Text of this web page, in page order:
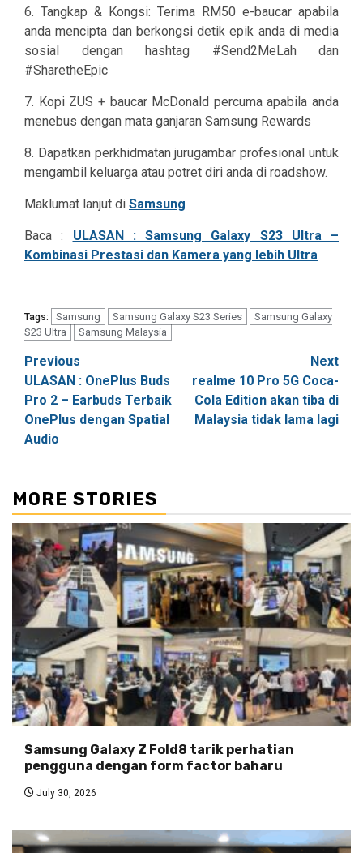
6. Tangkap & Kongsi: Terima RM50 e-baucar apabila
anda mencipta dan berkongsi detik epik anda di media
sosial dengan hashtag #Send2MeLah dan
#SharetheEpic
7. Kopi ZUS + baucar McDonald percuma apabila anda
menebus dengan mata ganjaran Samsung Rewards
8. Dapatkan perkhidmatan jurugambar profesional untuk
mengambil keluarga atau potret diri anda di roadshow.
Maklumat lanjut di Samsung
Baca : ULASAN : Samsung Galaxy S23 Ultra –
Kombinasi Prestasi dan Kamera yang lebih Ultra
Tags: Samsung Samsung Galaxy S23 Series
Samsung Galaxy
S23 Ultra
Samsung Malaysia
Post
navigation
Previous
ULASAN : OnePlus Buds
Pro 2 – Earbuds Terbaik
OnePlus dengan Spatial
Audio
Next
realme 10 Pro 5G Coca-
Cola Edition akan tiba di
Malaysia tidak lama lagi
MORE STORIES
Samsung Galaxy Z Fold8 tarik perhatian
pengguna dengan form factor baharu
July 30, 2026